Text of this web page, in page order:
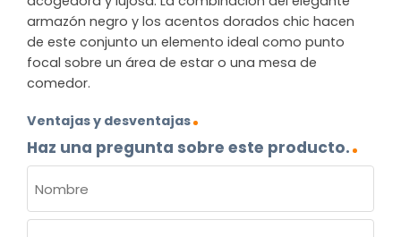
armazón negro y los acentos dorados chic hacen
de este conjunto un elemento ideal como punto
focal sobre un área de estar o una mesa de
comedor.
Ventajas y desventajas
Haz una pregunta sobre este producto.
(OBLIGATORIO)
Nombre